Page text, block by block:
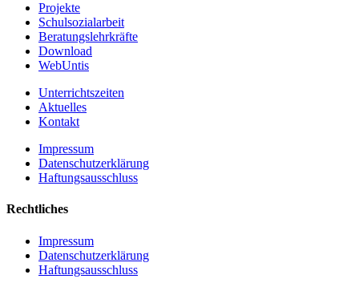
Projekte
Schulsozialarbeit
Beratungslehrkräfte
Download
WebUntis
Unterrichtszeiten
Aktuelles
Kontakt
Impressum
Datenschutzerklärung
Haftungsausschluss
Rechtliches
Impressum
Datenschutzerklärung
Haftungsausschluss